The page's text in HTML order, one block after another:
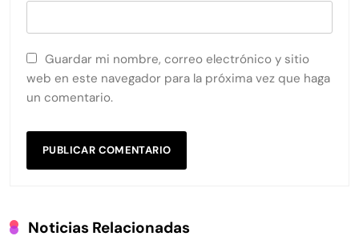
Guardar mi nombre, correo electrónico y sitio
web en este navegador para la próxima vez que haga
un comentario.
Noticias Relacionadas